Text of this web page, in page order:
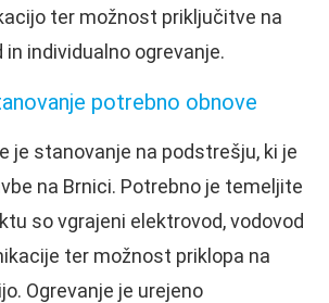
ter možnost priključitve na
in individualno ogrevanje.
potrebno obnove
je stanovanje na podstrešju, ki je
na Brnici. Potrebno je temeljite
so vgrajeni elektrovod, vodovod
ter možnost priklopa na
Ogrevanje je urejeno